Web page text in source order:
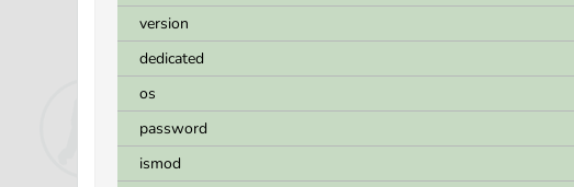
version
dedicated
os
password
ismod